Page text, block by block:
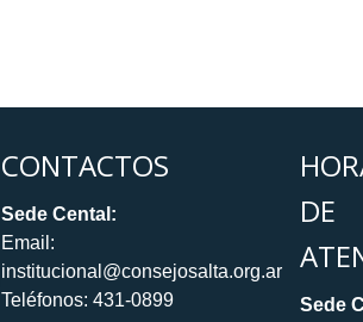
CONTACTOS
Sede Cental:
Email:
institucional@consejosalta.org.ar
Teléfonos: 431-0899
DE
Sede